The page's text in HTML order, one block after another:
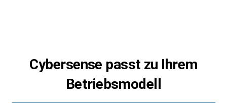
Cybersense passt zu Ihrem
Betriebsmodell